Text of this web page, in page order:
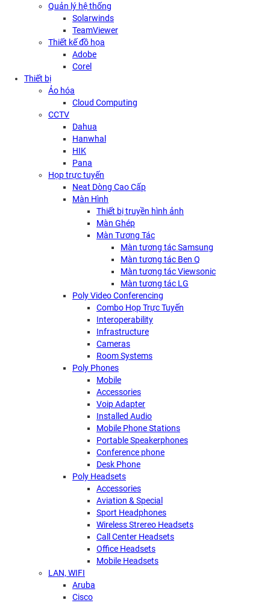
Quản lý hệ thống
Solarwinds
TeamViewer
Thiết kế đồ họa
Adobe
Corel
Thiết bị
Ảo hóa
Cloud Computing
CCTV
Dahua
Hanwhal
HIK
Pana
Họp trực tuyến
Neat Dòng Cao Cấp
Màn Hình
Thiết bị truyền hình ảnh
Màn Ghép
Màn Tương Tác
Màn tương tác Samsung
Màn tương tác Ben Q
Màn tương tác Viewsonic
Màn tương tác LG
Poly Video Conferencing
Combo Họp Trực Tuyến
Interoperability
Infrastructure
Cameras
Room Systems
Poly Phones
Mobile
Accessories
Voip Adapter
Installed Audio
Mobile Phone Stations
Portable Speakerphones
Conference phone
Desk Phone
Poly Headsets
Accessories
Aviation & Special
Sport Headphones
Wireless Strereo Headsets
Call Center Headsets
Office Headsets
Mobile Headsets
LAN, WIFI
Aruba
Cisco